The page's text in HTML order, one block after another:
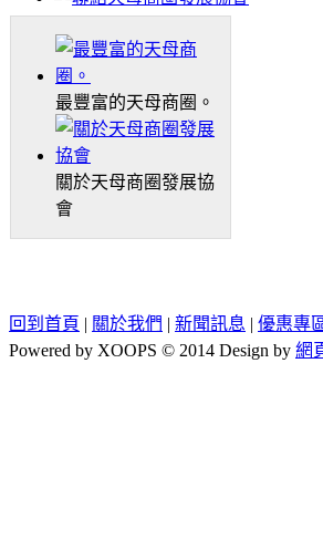
最豐富的天母商圈。
關於天母商圈發展協
會
回到首頁 | 關於我們 | 新聞訊息 | 優惠專
Powered by XOOPS © 2014 Design by 網